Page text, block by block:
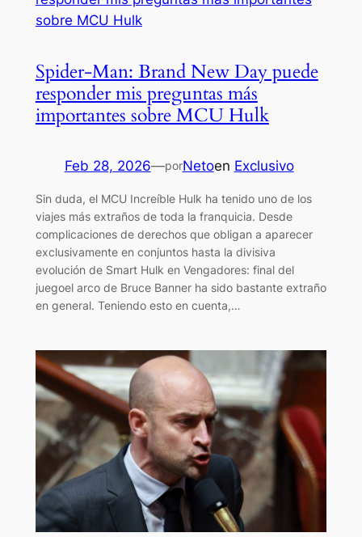
Spider-Man: Brand New Day puede
responder mis preguntas más
importantes sobre MCU Hulk
Feb 28, 2026—porNetoen Exclusivo
Sin duda, el MCU Increíble Hulk ha tenido uno de los
viajes más extraños de toda la franquicia. Desde
complicaciones de derechos que obligan a aparecer
exclusivamente en conjuntos hasta la divisiva
evolución de Smart Hulk en Vengadores: final del
juegoel arco de Bruce Banner ha sido bastante extraño
en general. Teniendo esto en cuenta,…